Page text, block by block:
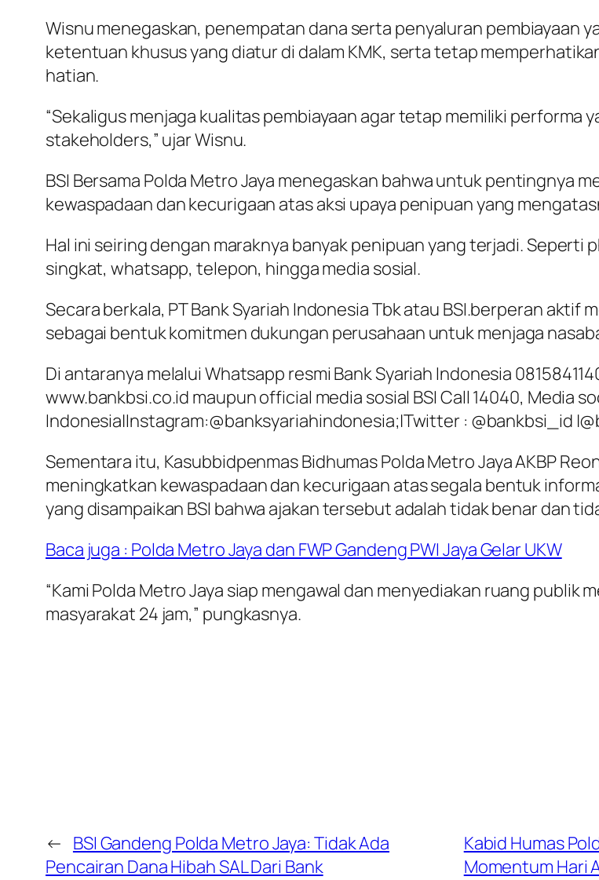
Wisnu menegaskan, penempatan dana serta penyaluran pembiayaan
ketentuan khusus yang diatur di dalam KMK, serta tetap
hatian.
“Sekaligus menjaga kualitas pembiayaan agar tetap memiliki performa
stakeholders,” ujar Wisnu.
BSI Bersama Polda Metro Jaya menegaskan bahwa untuk pentingnya
kewaspadaan dan kecurigaan atas aksi upaya penipuan yang
Hal ini seiring dengan maraknya banyak penipuan yang terjadi. Seperti
singkat, whatsapp, telepon, hingga media sosial.
Secara berkala, PT Bank Syariah Indonesia Tbk atau BSI.berperan
sebagai bentuk komitmen dukungan perusahaan untuk menjaga
Di antaranya melalui Whatsapp resmi Bank Syariah Indonesia
www.bankbsi.co.id maupun official media sosial BSI Call 14040, Media
Indonesia|Instagram:@banksyariahindonesia;|Twitter : @bankbsi_id
Sementara itu, Kasubbidpenmas Bidhumas Polda Metro Jaya AKBP
meningkatkan kewaspadaan dan kecurigaan atas segala bentuk
yang disampaikan BSI bahwa ajakan tersebut adalah tidak benar dan
Baca juga : Polda Metro Jaya dan FWP Gandeng PWI Jaya Gelar UKW
“Kami Polda Metro Jaya siap mengawal dan menyediakan ruang publik
masyarakat 24 jam,” pungkasnya.
← BSI Gandeng Polda Metro Jaya: Tidak Ada
Pencairan Dana Hibah SAL Dari Bank
Kabid Humas
Momentum Hari